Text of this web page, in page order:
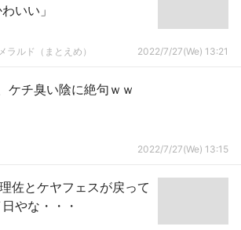
いい」
ラルド（まとえめ） 2022/7/27(We) 13:21
ケチ臭い陰に絶句ｗｗ
2022/7/27(We) 13:15
佐とケヤフェスが戻って
やな・・・